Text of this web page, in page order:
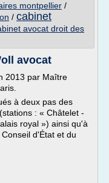
montpellier /
/ cabinet
avocat droit des
avocat
2013 par Maître
à deux pas des
: « Châtelet -
royal ») ainsi qu'à
d'État et du